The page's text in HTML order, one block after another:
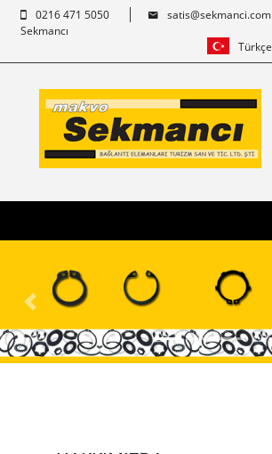
0216 471 5050 satis@sekmanci.com
Sekmancı
Türkçe
Previous